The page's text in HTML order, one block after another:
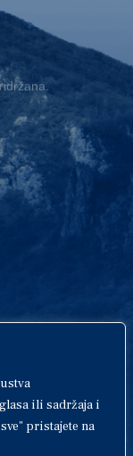
ili sadržaja i
pristajete na